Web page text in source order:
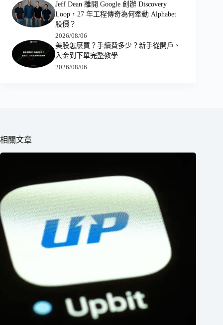
Jeff Dean 離開 Google 創辦 Discovery
Loop，27 年工程傳奇為何牽動 Alphabet
股價？
2026/08/06
美股怎麼買？手續費多少？新手從開戶、
入金到下單完整教學
2026/08/06
相關文章